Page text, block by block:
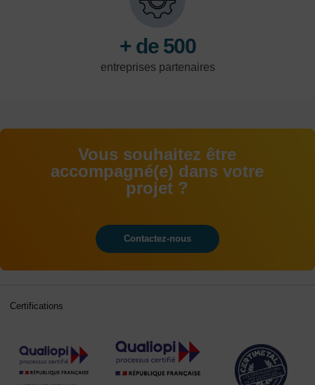
+ de 500
entreprises partenaires
Vous souhaitez être
accompagné(e) dans votre
projet ?
Contactez-nous
Certifications